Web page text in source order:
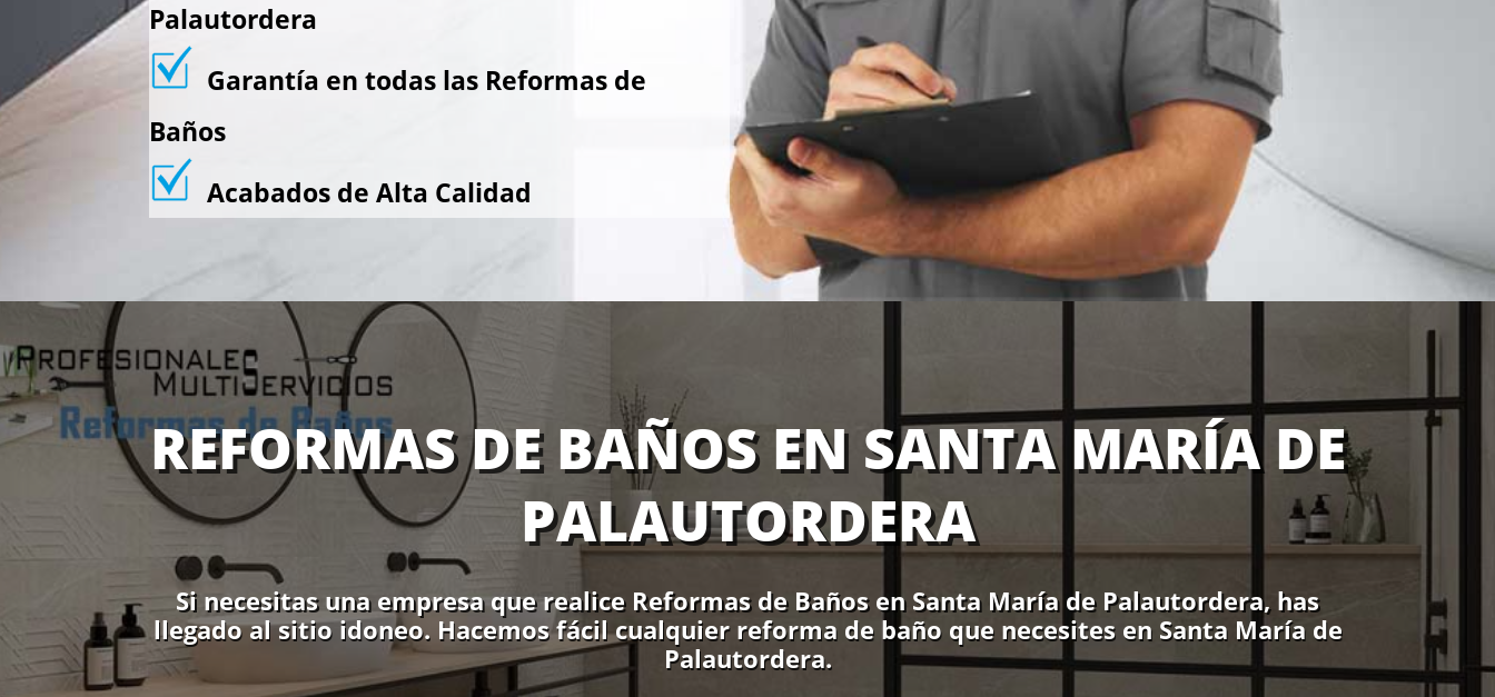
Palautordera
Garantía en todas las Reformas de
Baños
Acabados de Alta Calidad
REFORMAS DE BAÑOS EN SANTA MARÍA DE
PALAUTORDERA
Si necesitas una empresa que realice Reformas de Baños en Santa María de Palautordera, has
llegado al sitio idoneo. Hacemos fácil cualquier reforma de baño que necesites en Santa María de
Palautordera.